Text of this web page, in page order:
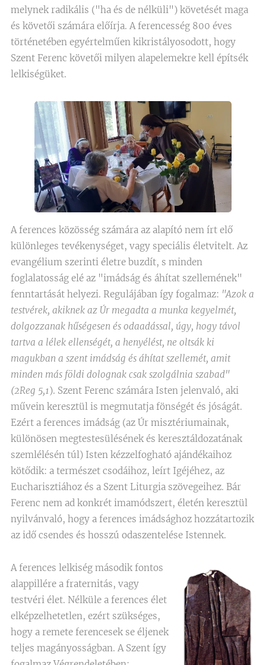
melynek radikális ("ha és de nélküli") követését maga
és követői számára előírja. A ferencesség 800 éves
történetében egyértelműen kikristályosodott, hogy
Szent Ferenc követői milyen alapelemekre kell építsék
lelkiségüket.
A ferences közösség számára az alapító nem írt elő
különleges tevékenységet, vagy speciális életvitelt. Az
evangélium szerinti életre buzdít, s minden
foglalatosság elé az "imádság és áhítat szellemének"
fenntartását helyezi. Regulájában így fogalmaz: "Azok a
testvérek, akiknek az Úr megadta a munka kegyelmét,
dolgozzanak hűségesen és odaadással, úgy, hogy távol
tartva a lélek ellenségét, a henyélést, ne oltsák ki
magukban a szent imádság és áhítat szellemét, amit
minden más földi dolognak csak szolgálnia szabad"
(2Reg 5,1). Szent Ferenc számára Isten jelenvaló, aki
művein keresztül is megmutatja fönségét és jóságát.
Ezért a ferences imádság (az Úr misztériumainak,
különösen megtestesülésének és keresztáldozatának
szemlélésén túl) Isten kézzelfogható ajándékaihoz
kötődik: a természet csodáihoz, leírt Igéjéhez, az
Eucharisztiához és a Szent Liturgia szövegeihez. Bár
Ferenc nem ad konkrét imamódszert, életén keresztül
nyilvánvaló, hogy a ferences imádsághoz hozzátartozik
az idő csendes és hosszú odaszentelése Istennek.
A ferences lelkiség második fontos
alappillére a fraternitás, vagy
testvéri élet. Nélküle a ferences élet
elképzelhetetlen, ezért szükséges,
hogy a remete ferencesek se éljenek
teljes magányosságban. A Szent így